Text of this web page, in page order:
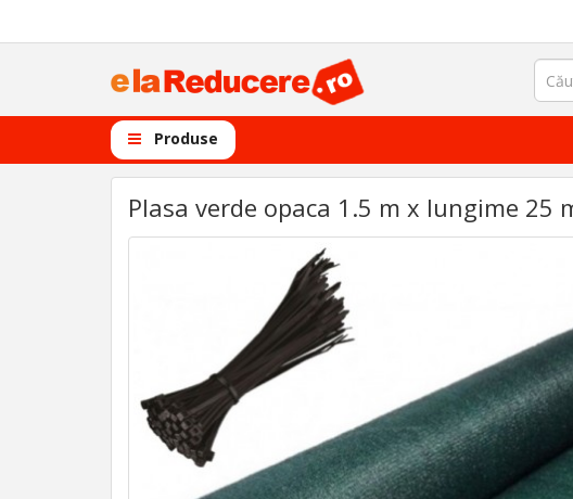
Produse
Plasa verde opaca 1.5 m x lungime 25